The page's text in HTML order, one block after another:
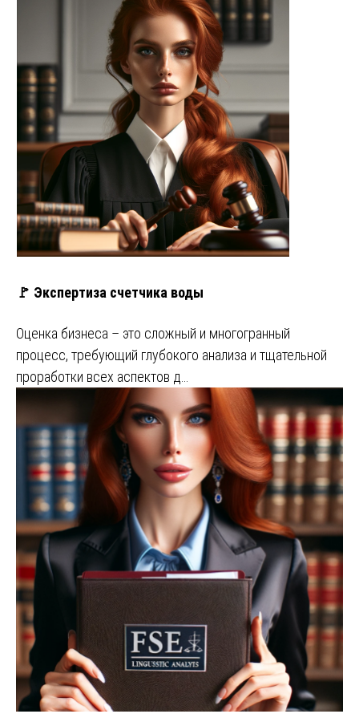
🚩 Экспертиза счетчика воды
Оценка бизнеса – это сложный и многогранный
процесс, требующий глубокого анализа и тщательной
проработки всех аспектов д…